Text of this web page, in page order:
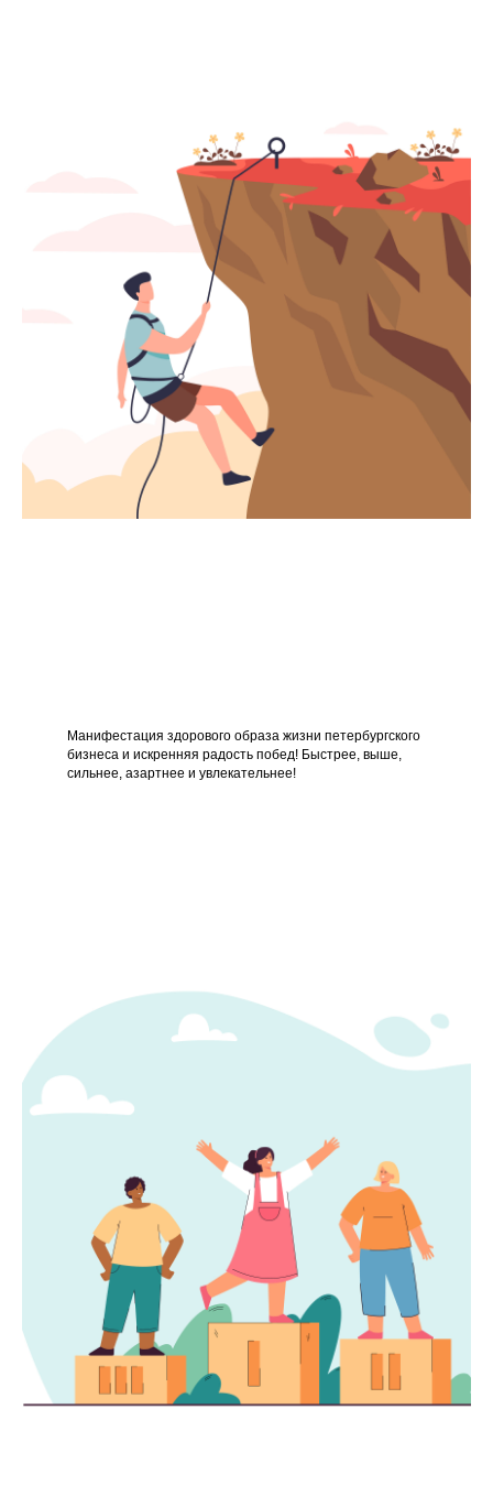
Манифестация здорового образа жизни петербургского
бизнеса и искренняя радость побед! Быстрее, выше,
сильнее, азартнее и увлекательнее!